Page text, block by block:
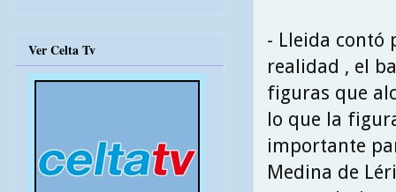
- Lleida contó
realidad , el
figuras que
lo que la
importante
Medina de
Ver Celta Tv